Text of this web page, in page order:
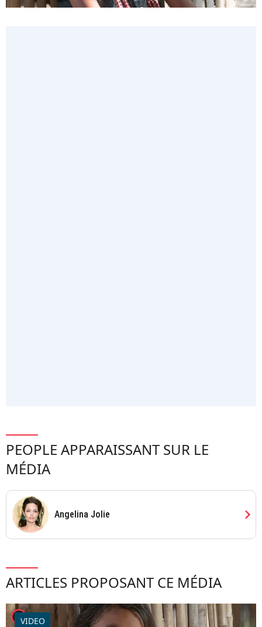
PEOPLE APPARAISSANT SUR LE
MÉDIA
Angelina Jolie chevron_right
ARTICLES PROPOSANT CE MÉDIA
player2VIDEO